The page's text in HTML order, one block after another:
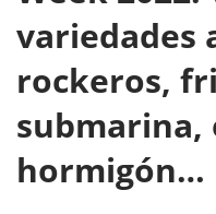
variedades
rockeros,
submarina,
hormigón…